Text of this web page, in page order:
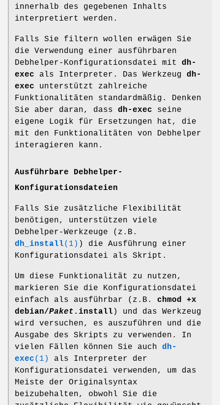
innerhalb des gegebenen Inhalts
interpretiert werden.
Falls Sie filtern wollen erwägen Sie
die Verwendung einer ausführbaren
Debhelper-Konfigurationsdatei mit dh-
exec als Interpreter. Das Werkzeug dh-
exec unterstützt zahlreiche
Funktionalitäten standardmäßig. Denken
Sie aber daran, dass dh-exec seine
eigene Logik für Ersetzungen hat, die
mit den Funktionalitäten von Debhelper
interagieren kann.
Ausführbare Debhelper-
Konfigurationsdateien
Falls Sie zusätzliche Flexibilität
benötigen, unterstützen viele
Debhelper-Werkzeuge (z.B.
dh_install(1) ) die Ausführung einer
Konfigurationsdatei als Skript.
Um diese Funktionalität zu nutzen,
markieren Sie die Konfigurationsdatei
einfach als ausführbar (z.B. chmod +x
debian/Paket .install ) und das Werkzeug
wird versuchen, es auszuführen und die
Ausgabe des Skripts zu verwenden. In
vielen Fällen können Sie auch dh-
exec(1)
als Interpreter der
Konfigurationsdatei verwenden, um das
Meiste der Originalsyntax
beizubehalten, obwohl Sie die